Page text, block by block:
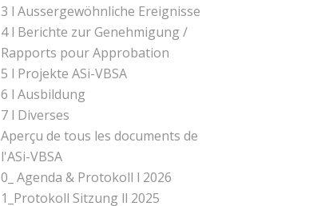
3 l Aussergewöhnliche Ereignisse
4 l Berichte zur Genehmigung /
Rapports pour Approbation
5 l Projekte ASi-VBSA
6 l Ausbildung
7 l Diverses
Aperçu de tous les documents de
l'ASi-VBSA
0_ Agenda & Protokoll l 2026
1_Protokoll Sitzung ll 2025